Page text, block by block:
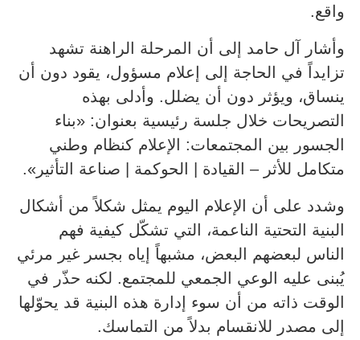
واقع.
وأشار آل حامد إلى أن المرحلة الراهنة تشهد
تزايداً في الحاجة إلى إعلام مسؤول، يقود دون أن
ينساق، ويؤثر دون أن يضلل. وأدلى بهذه
التصريحات خلال جلسة رئيسية بعنوان: «بناء
الجسور بين المجتمعات: الإعلام كنظام وطني
متكامل للأثر – القيادة | الحوكمة | صناعة التأثير».
وشدد على أن الإعلام اليوم يمثل شكلاً من أشكال
البنية التحتية الناعمة، التي تشكّل كيفية فهم
الناس لبعضهم البعض، مشبهاً إياه بجسر غير مرئي
يُبنى عليه الوعي الجمعي للمجتمع. لكنه حذّر في
الوقت ذاته من أن سوء إدارة هذه البنية قد يحوّلها
إلى مصدر للانقسام بدلاً من التماسك.